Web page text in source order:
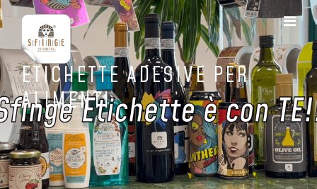
ETICHETTE ADESIVE PER
ALIMENTI